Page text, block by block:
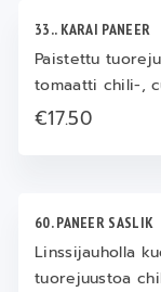
33.. KARAI PANEER
Paistettu
tomaatti chili-,
€17.50
60. PANEER SASLIK
Linssijauholla
tuorejuustoa